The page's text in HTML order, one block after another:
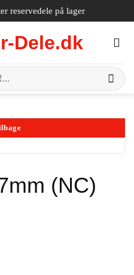
reservedele på lager
(NC)